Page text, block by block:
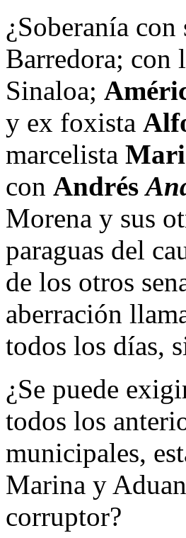
¿Soberanía
Barredora; con
Sinaloa;
y ex foxista
marcelista
con Andrés
Morena y sus
paraguas del
de los otros
aberración
todos los días,
¿Se puede
todos los
municipales,
Marina y
corruptor?